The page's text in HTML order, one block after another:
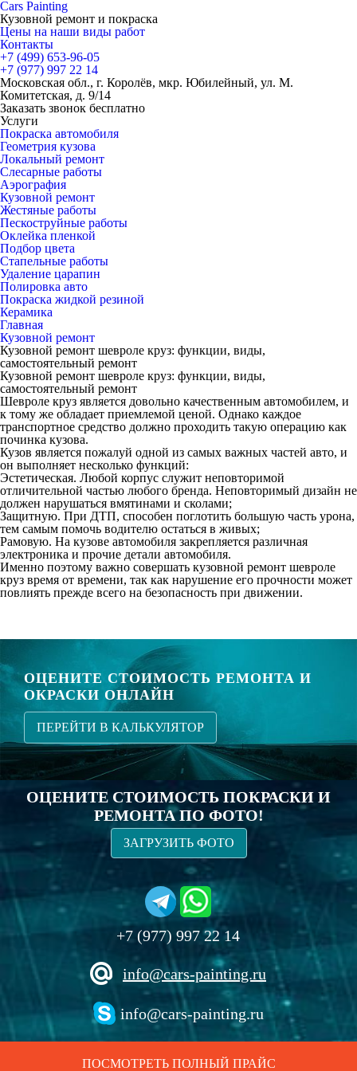
Cars Painting
Кузовной ремонт и покраска
Цены на наши виды работ
Контакты
+7 (499) 653-96-05
+7 (977) 997 22 14
Московская обл., г. Королёв, мкр. Юбилейный, ул. М.
Комитетская, д. 9/14
Заказать звонок бесплатно
Услуги
Покраска автомобиля
Геометрия кузова
Локальный ремонт
Слесарные работы
Аэрография
Кузовной ремонт
Жестяные работы
Пескоструйные работы
Оклейка пленкой
Подбор цвета
Стапельные работы
Удаление царапин
Полировка авто
Покраска жидкой резиной
Керамика
Главная
Кузовной ремонт
Кузовной ремонт шевроле круз: функции, виды,
самостоятельный ремонт
Кузовной ремонт шевроле круз: функции, виды,
самостоятельный ремонт
Шевроле круз является довольно качественным автомобилем, и
к тому же обладает приемлемой ценой. Однако каждое
транспортное средство должно проходить такую операцию как
починка кузова.
Кузов является пожалуй одной из самых важных частей авто, и
он выполняет несколько функций:
Эстетическая. Любой корпус служит неповторимой
отличительной частью любого бренда. Неповторимый дизайн не
должен нарушаться вмятинами и сколами;
Защитную. При ДТП, способен поглотить большую часть урона,
тем самым помочь водителю остаться в живых;
Рамовую. На кузове автомобиля закрепляется различная
электроника и прочие детали автомобиля.
Именно поэтому важно совершать кузовной ремонт шевроле
круз время от времени, так как нарушение его прочности может
повлиять прежде всего на безопасность при движении.
ОЦЕНИТЕ СТОИМОСТЬ РЕМОНТА И
ОКРАСКИ ОНЛАЙН
ПЕРЕЙТИ В КАЛЬКУЛЯТОР
ОЦЕНИТЕ СТОИМОСТЬ ПОКРАСКИ И
РЕМОНТА ПО ФОТО!
ЗАГРУЗИТЬ ФОТО
+7 (977) 997 22 14
info@cars-painting.ru
info@cars-painting.ru
ПОСМОТРЕТЬ ПОЛНЫЙ ПРАЙС